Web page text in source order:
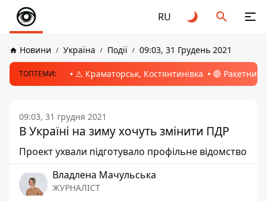
RU
Новини Україна Події 09:03, 31 Грудень 2021
ТОПТЕМИ: ⚠️ Краматорськ, Костянтинівка 🔴 Ракетний
09:03, 31 грудня 2021
В Україні на зиму хочуть змінити ПДР
Проект ухвали підготувало профільне відомство
Владлена Мачульська
ЖУРНАЛІСТ